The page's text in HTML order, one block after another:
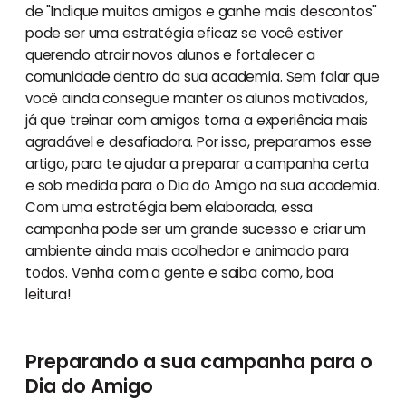
de "Indique muitos amigos e ganhe mais descontos"
pode ser uma estratégia eficaz se você estiver
querendo atrair novos alunos e fortalecer a
comunidade dentro da sua academia. Sem falar que
você ainda consegue manter os alunos motivados,
já que treinar com amigos torna a experiência mais
agradável e desafiadora. Por isso, preparamos esse
artigo, para te ajudar a preparar a campanha certa
e sob medida para o Dia do Amigo na sua academia.
Com uma estratégia bem elaborada, essa
campanha pode ser um grande sucesso e criar um
ambiente ainda mais acolhedor e animado para
todos. Venha com a gente e saiba como, boa
leitura!
Preparando a sua campanha para o
Dia do Amigo